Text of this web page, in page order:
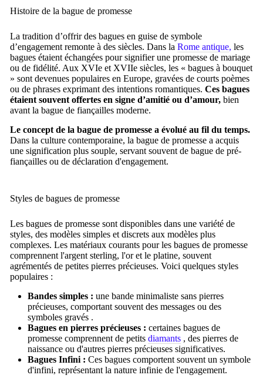
Histoire de la bague de promesse
La tradition d’offrir des bagues en guise de symbole
d’engagement remonte à des siècles. Dans la Rome antique, les
bagues étaient échangées pour signifier une promesse de mariage
ou de fidélité. Aux XVIe et XVIIe siècles, les « bagues à bouquet
» sont devenues populaires en Europe, gravées de courts poèmes
ou de phrases exprimant des intentions romantiques. Ces bagues
étaient souvent offertes en signe d’amitié ou d’amour, bien
avant la bague de fiançailles moderne.
Le concept de la bague de promesse a évolué au fil du temps.
Dans la culture contemporaine, la bague de promesse a acquis
une signification plus souple, servant souvent de bague de pré-
fiançailles ou de déclaration d'engagement.
Styles de bagues de promesse
Les bagues de promesse sont disponibles dans une variété de
styles, des modèles simples et discrets aux modèles plus
complexes. Les matériaux courants pour les bagues de promesse
comprennent l'argent sterling, l'or et le platine, souvent
agrémentés de petites pierres précieuses. Voici quelques styles
populaires :
Bandes simples : une bande minimaliste sans pierres
précieuses, comportant souvent des messages ou des
symboles gravés .
Bagues en pierres précieuses : certaines bagues de
promesse comprennent de petits diamants , des pierres de
naissance ou d'autres pierres précieuses significatives.
Bagues Infini : Ces bagues comportent souvent un symbole
d'infini, représentant la nature infinie de l'engagement.